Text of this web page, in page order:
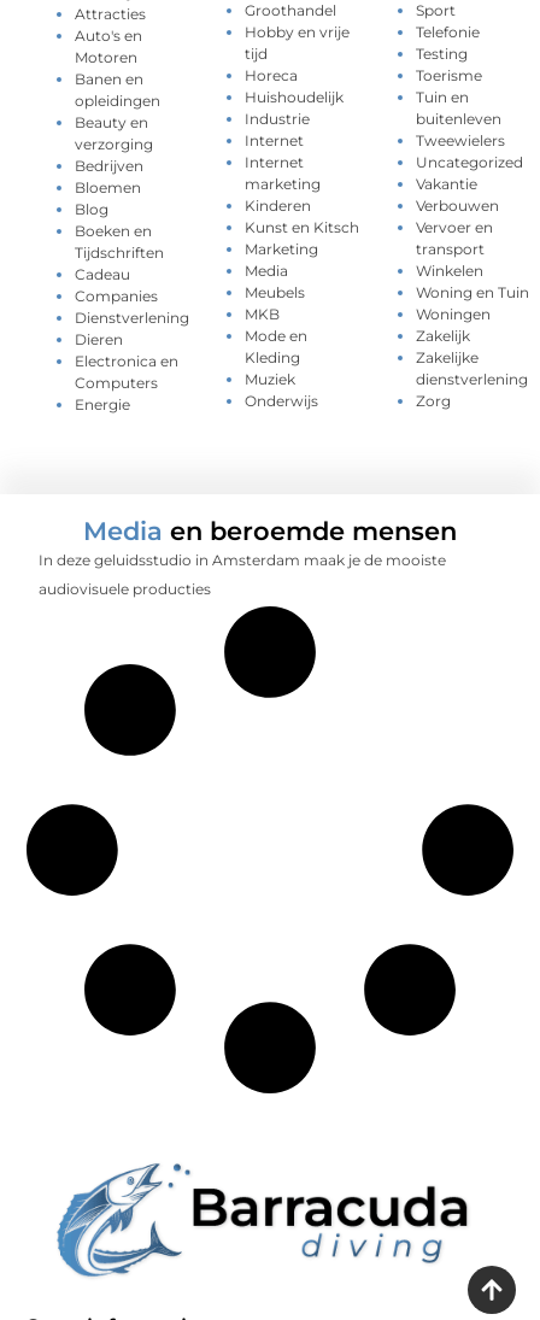
Attracties
Auto's en
Motoren
Banen en
opleidingen
Beauty en
verzorging
Bedrijven
Bloemen
Blog
Boeken en
Tijdschriften
Cadeau
Companies
Dienstverlening
Dieren
Electronica en
Computers
Energie
Groothandel
Hobby en vrije
tijd
Horeca
Huishoudelijk
Industrie
Internet
Internet
marketing
Kinderen
Kunst en Kitsch
Marketing
Media
Meubels
MKB
Mode en
Kleding
Muziek
Onderwijs
Sport
Telefonie
Testing
Toerisme
Tuin en
buitenleven
Tweewielers
Uncategorized
Vakantie
Verbouwen
Vervoer en
transport
Winkelen
Woning en Tuin
Woningen
Zakelijk
Zakelijke
dienstverlening
Zorg
Media en beroemde mensen
In deze geluidsstudio in Amsterdam maak je de mooiste
audiovisuele producties